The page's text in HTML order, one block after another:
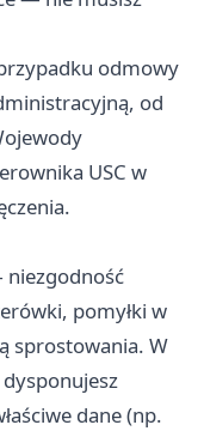
odmowy
od
USC w
niezgodność
pomyłki w
sprostowania. W
dane (np.